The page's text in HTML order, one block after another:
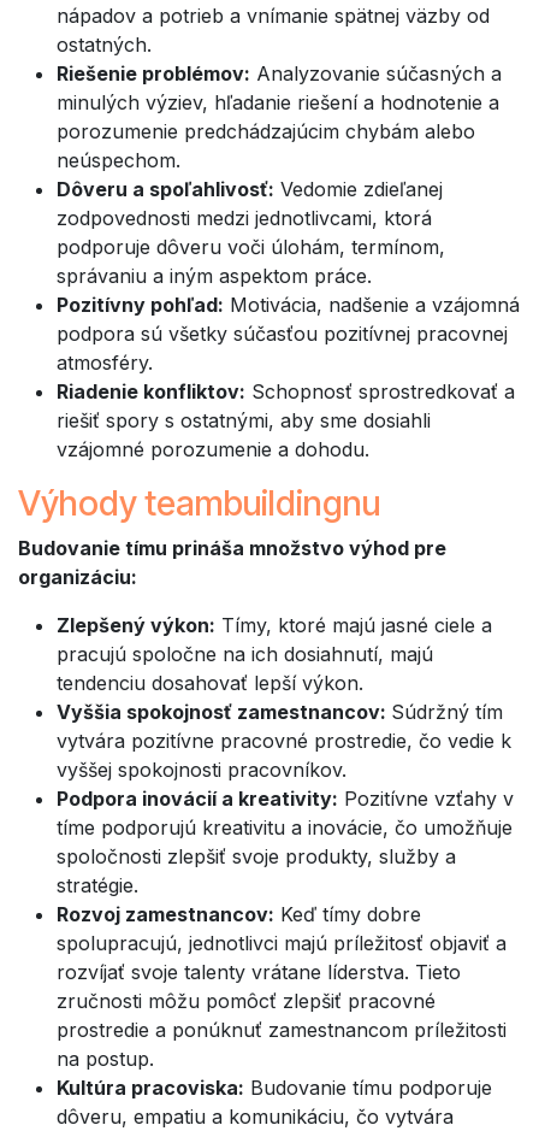
nápadov a potrieb a vnímanie spätnej väzby od
ostatných.
Riešenie problémov: Analyzovanie súčasných a
minulých výziev, hľadanie riešení a hodnotenie a
porozumenie predchádzajúcim chybám alebo
neúspechom.
Dôveru a spoľahlivosť: Vedomie zdieľanej
zodpovednosti medzi jednotlivcami, ktorá
podporuje dôveru voči úlohám, termínom,
správaniu a iným aspektom práce.
Pozitívny pohľad: Motivácia, nadšenie a vzájomná
podpora sú všetky súčasťou pozitívnej pracovnej
atmosféry.
Riadenie konfliktov: Schopnosť sprostredkovať a
riešiť spory s ostatnými, aby sme dosiahli
vzájomné porozumenie a dohodu.
Výhody teambuildingnu
Budovanie tímu prináša množstvo výhod pre
organizáciu:
Zlepšený výkon: Tímy, ktoré majú jasné ciele a
pracujú spoločne na ich dosiahnutí, majú
tendenciu dosahovať lepší výkon.
Vyššia spokojnosť zamestnancov: Súdržný tím
vytvára pozitívne pracovné prostredie, čo vedie k
vyššej spokojnosti pracovníkov.
Podpora inovácií a kreativity: Pozitívne vzťahy v
tíme podporujú kreativitu a inovácie, čo umožňuje
spoločnosti zlepšiť svoje produkty, služby a
stratégie.
Rozvoj zamestnancov: Keď tímy dobre
spolupracujú, jednotlivci majú príležitosť objaviť a
rozvíjať svoje talenty vrátane líderstva. Tieto
zručnosti môžu pomôcť zlepšiť pracovné
prostredie a ponúknuť zamestnancom príležitosti
na postup.
Kultúra pracoviska: Budovanie tímu podporuje
dôveru, empatiu a komunikáciu, čo vytvára